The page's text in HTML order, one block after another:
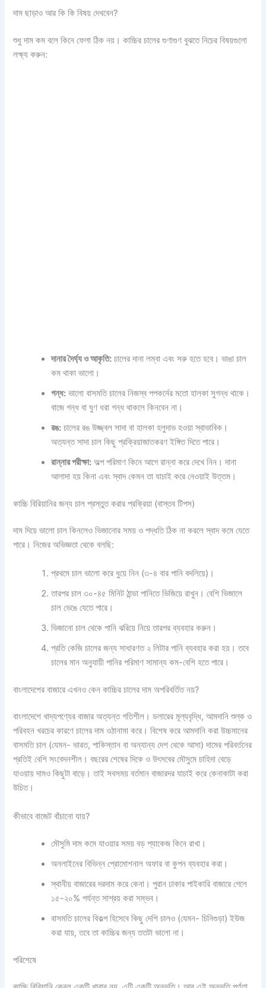
দাম ছাড়াও আর কি কি বিষয় দেখবেন?
শুধু দাম কম বলে কিনে ফেলা ঠিক নয়। কাচ্চির চালের গুণাগুণ বুঝতে নিচের বিষয়গুলো
লক্ষ্য করুন:
দানার দৈর্ঘ্য ও আকৃতি: চালের দানা লম্বা এবং সরু হতে হবে। ভাঙা চাল
কম থাকা ভালো।
গন্ধ: ভালো বাসমতি চালের নিজস্ব পপকর্নের মতো হালকা সুগন্ধ থাকে।
বাজে গন্ধ বা ঘুণ ধরা গন্ধ থাকলে কিনবেন না।
রঙ: চালের রঙ উজ্জ্বল সাদা বা হালকা হলুদাভ হওয়া স্বাভাবিক।
অত্যন্ত সাদা চাল কিছু প্রক্রিয়াজাতকরণ ইঙ্গিত দিতে পারে।
রান্নার পরীক্ষা: অল্প পরিমাণ কিনে আগে রান্না করে দেখে নিন। দানা
আলাদা হয় কিনা এবং স্বাদ কেমন তা যাচাই করে নেওয়াই উত্তম।
কাচ্চি বিরিয়ানির জন্য চাল প্রস্তুত করার প্রক্রিয়া (বাস্তব টিপস)
দাম দিয়ে ভালো চাল কিনলেও ভিজানোর সময় ও পদ্ধতি ঠিক না করলে স্বাদ কমে যেতে
পারে। নিজের অভিজ্ঞতা থেকে বলছি:
প্রথমে চাল ভালো করে ধুয়ে নিন (৩-৪ বার পানি বদলিয়ে)।
তারপর চাল ৩০-৪৫ মিনিট ঠান্ডা পানিতে ভিজিয়ে রাখুন। বেশি ভিজালে
চাল ভেঙে যেতে পারে।
ভিজানো চাল থেকে পানি ঝরিয়ে নিয়ে তারপর ব্যবহার করুন।
প্রতি কেজি চালের জন্য সাধারণত ২ লিটার পানি ব্যবহার করা হয়। তবে
চালের মান অনুযায়ী পানির পরিমাণ সামান্য কম-বেশি হতে পারে।
বাংলাদেশের বাজারে এখনও কেন কাচ্চির চালের দাম অপরিবর্তিত নয়?
বাংলাদেশে খাদ্যপণ্যের বাজার অত্যন্ত গতিশীল। ডলারের মূল্যবৃদ্ধি, আমদানি শুল্ক ও
পরিবহন খরচের কারণে চালের দাম ওঠানামা করে। বিশেষ করে আমদানি করা উচ্চমানের
বাসমতি চাল (যেমন- ভারত, পাকিস্তান বা অন্যান্য দেশ থেকে আসা) দামের পরিবর্তনের
প্রতিই বেশি সংবেদনশীল। বছরের শেষের দিকে ও উৎসবের মৌসুমে চাহিদা বেড়ে
যাওয়ায় দামও কিছুটা বাড়ে। তাই সবসময় বর্তমান বাজারদর যাচাই করে কেনাকাটা করা
উচিত।
কীভাবে বাজেট বাঁচানো যায়?
মৌসুমি দাম কমে যাওয়ার সময় বড় প্যাকেজ কিনে রাখা।
অনলাইনের বিভিন্ন প্রোমোশনাল অফার বা কুপন ব্যবহার করা।
স্থানীয় বাজারের দরদাম করে কেনা। পুরান ঢাকার পাইকারি বাজারে গেলে
১৫-২০% পর্যন্ত সাশ্রয় করা সম্ভব।
বাসমতি চালের বিকল্প হিসেবে কিছু দেশি চালও (যেমন- চিনিগুড়া) ইউজ
করা যায়, তবে তা কাচ্চির জন্য ততটা ভালো না।
পরিশেষে